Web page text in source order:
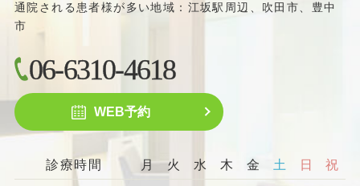
通院される患者様が多い地域：江坂駅周辺、吹田市、豊中
市
06-6310-4618
WEB予約
診療時間 月 火 水 木 金 土 日 祝